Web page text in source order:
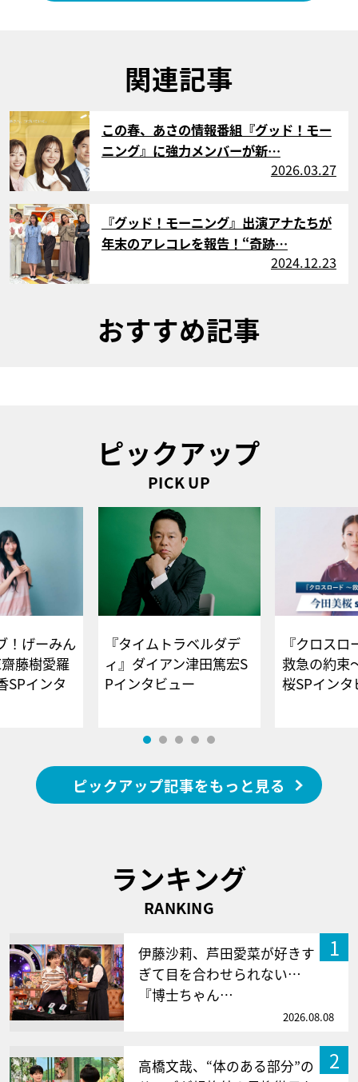
関連記事
サムネイル
この春、あさの情報番組『グッド！モー
ニング』に強力メンバーが新…
2026.03.27
サムネイル
『グッド！モーニング』出演アナたちが
年末のアレコレを報告！“奇跡…
2024.12.23
おすすめ記事
ピックアップ
PICK UP
！げーみん
藤樹愛羅
SPインタ
『タイムトラベルダデ
ィ』ダイアン津田篤宏S
Pインタビュー
『クロス
救急の約束
桜SPイ
ピックアップ記事をもっと見る
ランキング
RANKING
1
伊藤沙莉、芦田愛菜が好きす
ぎて目を合わせられない…
『博士ちゃん…
2026.08.08
2
高橋文哉、“体のある部分”の